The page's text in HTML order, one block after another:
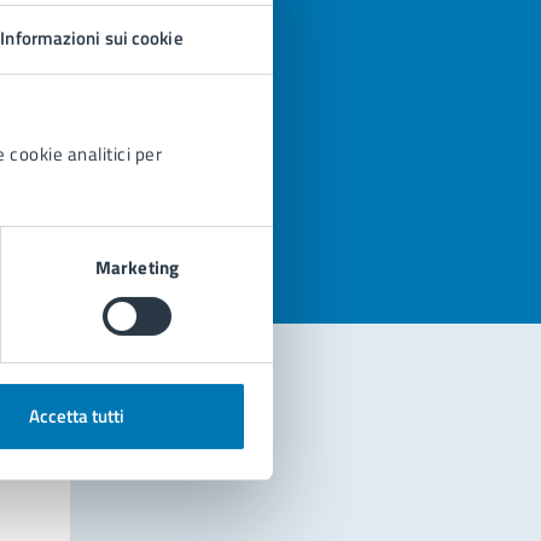
Informazioni sui cookie
cookie analitici per
Marketing
Accetta tutti